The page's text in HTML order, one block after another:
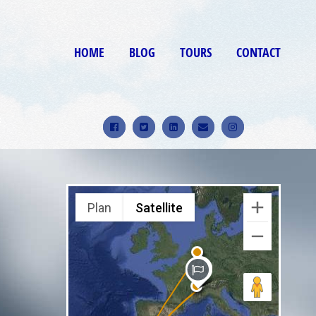
HOME BLOG TOURS CONTACT